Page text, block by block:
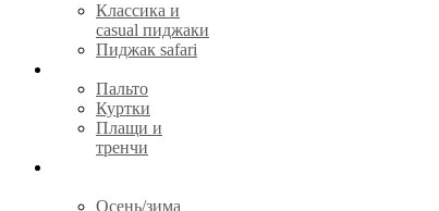
Классика и
casual пиджаки
Пиджак safari
Пальто
Куртки
Плащи и
тренчи
Осень/зима